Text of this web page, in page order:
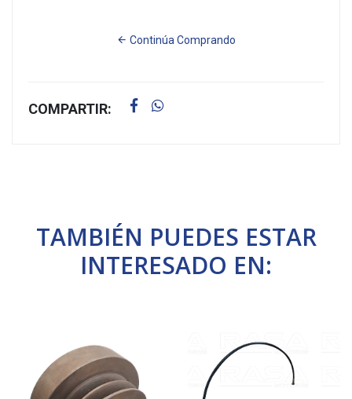
Continúa Comprando
COMPARTIR:
TAMBIÉN PUEDES ESTAR
INTERESADO EN: